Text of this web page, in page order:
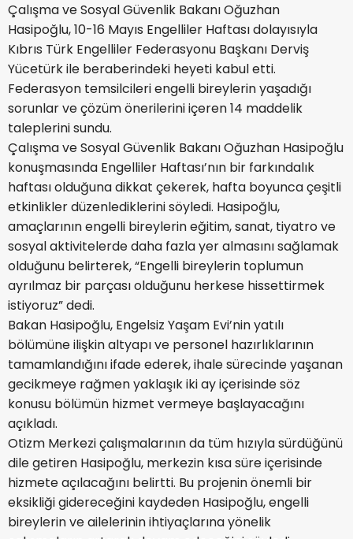
Çalışma ve Sosyal Güvenlik Bakanı Oğuzhan
Hasipoğlu, 10-16 Mayıs Engelliler Haftası dolayısıyla
Kıbrıs Türk Engelliler Federasyonu Başkanı Derviş
Yücetürk ile beraberindeki heyeti kabul etti.
Federasyon temsilcileri engelli bireylerin yaşadığı
sorunlar ve çözüm önerilerini içeren 14 maddelik
taleplerini sundu.
Çalışma ve Sosyal Güvenlik Bakanı Oğuzhan Hasipoğlu
konuşmasında Engelliler Haftası’nın bir farkındalık
haftası olduğuna dikkat çekerek, hafta boyunca çeşitli
etkinlikler düzenlediklerini söyledi. Hasipoğlu,
amaçlarının engelli bireylerin eğitim, sanat, tiyatro ve
sosyal aktivitelerde daha fazla yer almasını sağlamak
olduğunu belirterek, “Engelli bireylerin toplumun
ayrılmaz bir parçası olduğunu herkese hissettirmek
istiyoruz” dedi.
Bakan Hasipoğlu, Engelsiz Yaşam Evi’nin yatılı
bölümüne ilişkin altyapı ve personel hazırlıklarının
tamamlandığını ifade ederek, ihale sürecinde yaşanan
gecikmeye rağmen yaklaşık iki ay içerisinde söz
konusu bölümün hizmet vermeye başlayacağını
açıkladı.
Otizm Merkezi çalışmalarının da tüm hızıyla sürdüğünü
dile getiren Hasipoğlu, merkezin kısa süre içerisinde
hizmete açılacağını belirtti. Bu projenin önemli bir
eksikliği gidereceğini kaydeden Hasipoğlu, engelli
bireylerin ve ailelerinin ihtiyaçlarına yönelik